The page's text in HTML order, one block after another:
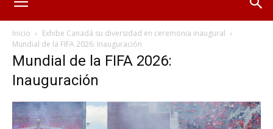
Inicio
Exhibe Canadá su diversidad en ceremonia inaugural
Mundial de la FIFA 2026: Inauguración
Mundial de la FIFA 2026:
Inauguración